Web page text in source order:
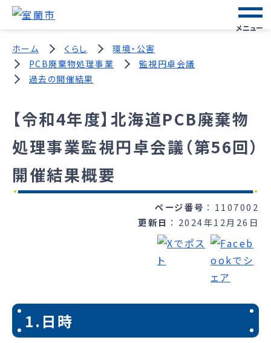
メニュー
ホーム くらし
環境・公害
PCB廃棄物処理事業
監視円卓会議
過去の開催結果
【令和4年度】北海道PCB廃棄物
処理事業監視円卓会議（第56回）
開催結果概要
ページ番号
1107002
更新日
2024年12月26日
1.日時